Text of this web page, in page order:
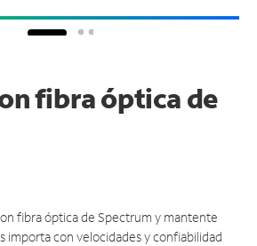
fibra óptica de
fibra óptica de Spectrum y mantente
importa con velocidades y confiabilidad